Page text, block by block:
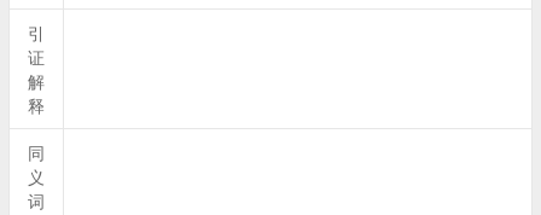
引
证
解
释
同
义
词